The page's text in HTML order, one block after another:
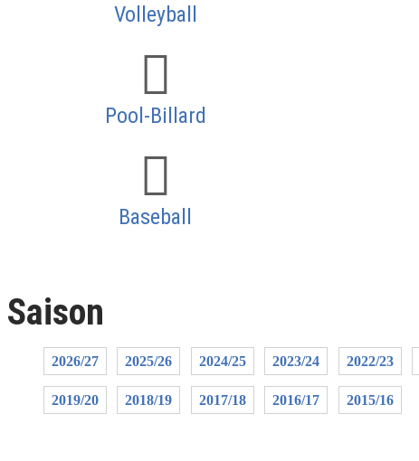
Volleyball
Pool-Billard
Baseball
Saison
2026/27 2025/26 2024/25 2023/24 2022/23
2019/20 2018/19 2017/18 2016/17 2015/16